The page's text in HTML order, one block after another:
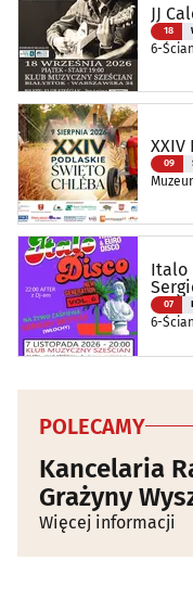
JJ
18
6-
09
Italo
07
6-
POLECAMY
Kancelaria
Grażyny
Więcej informacji